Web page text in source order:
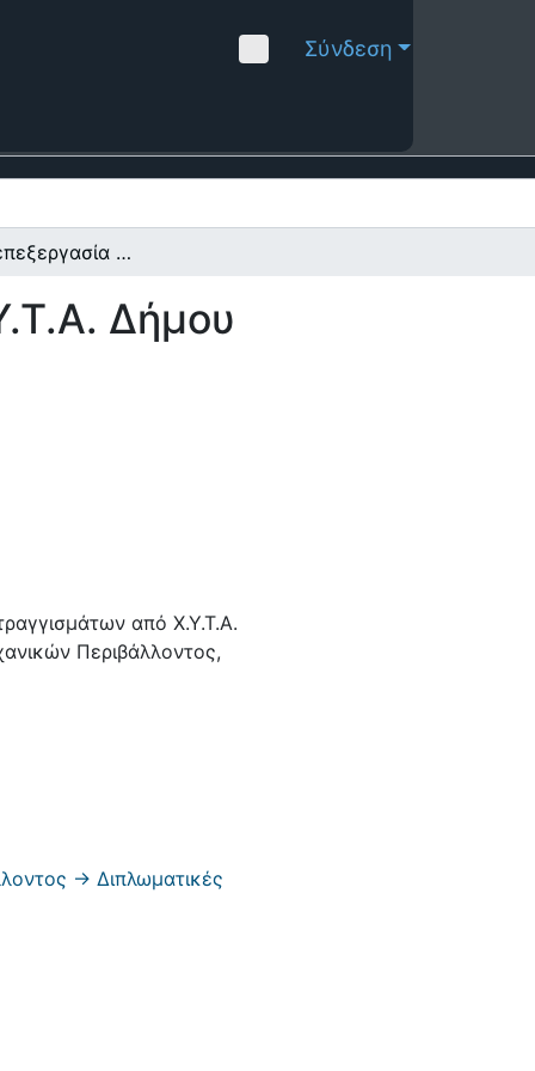
Σύνδεση
Βιολογική επεξεργασία στραγγισμάτων από Χ.Υ.Τ.Α. Δήμου Ρεθύμνου
Δήμου
από Χ.Υ.Τ.Α.
Περιβάλλοντος,
-> Διπλωματικές